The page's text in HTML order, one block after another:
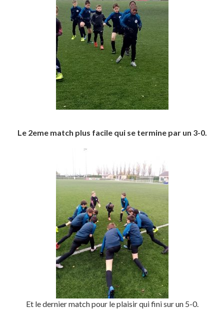
Le 2eme match plus facile qui se termine par un 3-0.
Et le dernier match pour le plaisir qui fini sur un 5-0.